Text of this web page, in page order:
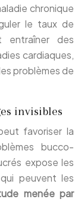
chronique
le taux de
des
cardiaques,
problèmes de
invisibles
favoriser la
bucco-
expose les
peuvent les
menée par